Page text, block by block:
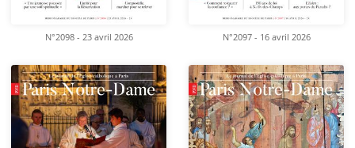
N°2098 - 23 avril 2026 N°2097 - 16 avril 2026